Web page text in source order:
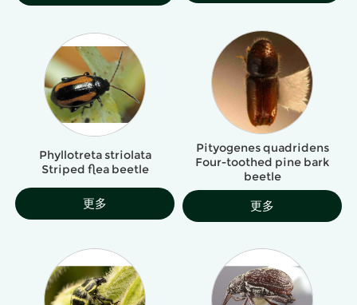
Phyllotreta striolata
Striped flea beetle
更多
Pityogenes quadridens
Four-toothed pine bark
beetle
更多